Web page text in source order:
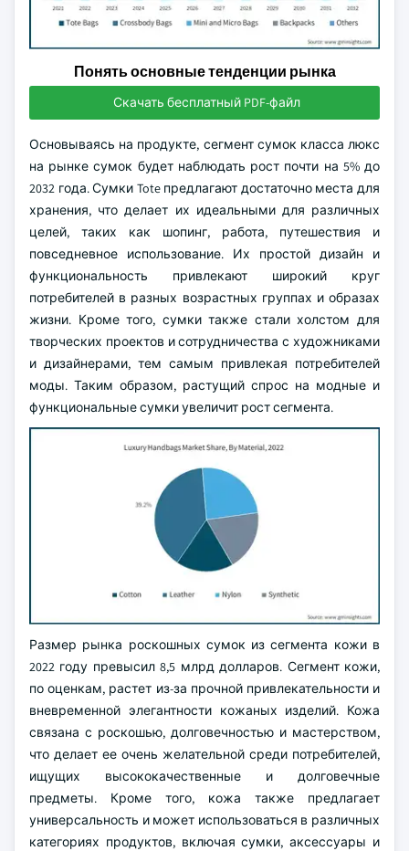
Понять основные тенденции рынка
Скачать бесплатный PDF-файл
Основываясь на продукте, сегмент сумок класса люкс
на рынке сумок будет наблюдать рост почти на 5% до
2032 года. Сумки Tote предлагают достаточно места для
хранения, что делает их идеальными для различных
целей, таких как шопинг, работа, путешествия и
повседневное использование. Их простой дизайн и
функциональность привлекают широкий круг
потребителей в разных возрастных группах и образах
жизни. Кроме того, сумки также стали холстом для
творческих проектов и сотрудничества с художниками
и дизайнерами, тем самым привлекая потребителей
моды. Таким образом, растущий спрос на модные и
функциональные сумки увеличит рост сегмента.
Размер рынка роскошных сумок из сегмента кожи в
2022 году превысил 8,5 млрд долларов. Сегмент кожи,
по оценкам, растет из-за прочной привлекательности и
вневременной элегантности кожаных изделий. Кожа
связана с роскошью, долговечностью и мастерством,
что делает ее очень желательной среди потребителей,
ищущих высококачественные и долговечные
предметы. Кроме того, кожа также предлагает
универсальность и может использоваться в различных
категориях продуктов, включая сумки, аксессуары и